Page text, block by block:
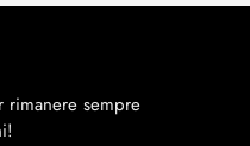
rimanere sempre